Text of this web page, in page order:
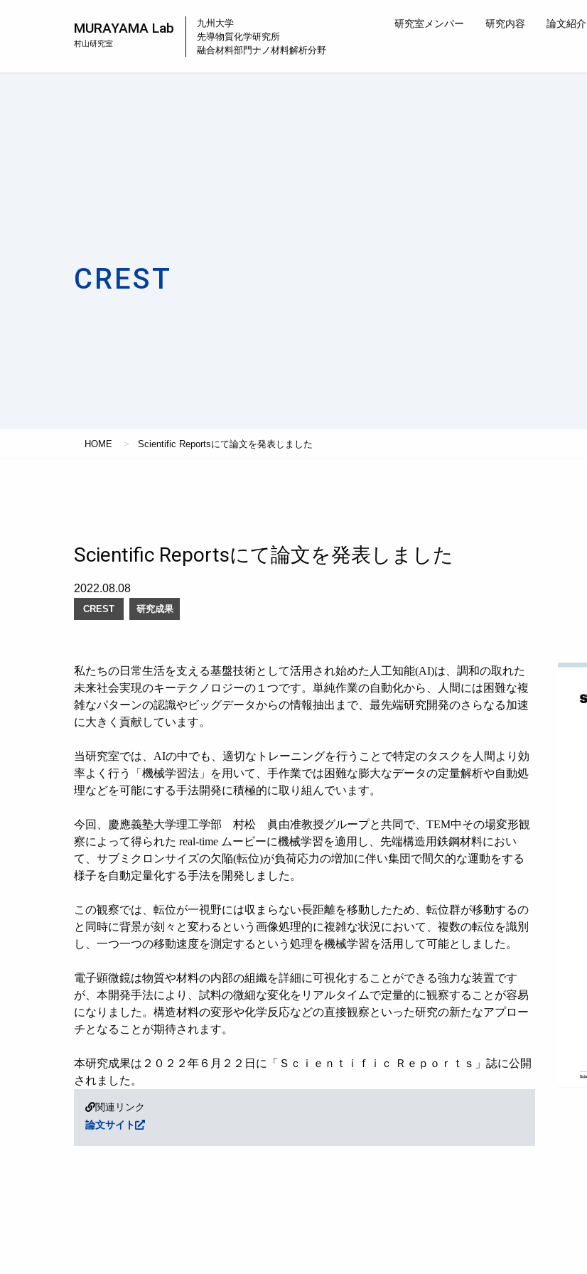
MURAYAMA Lab
村山研究室
九州大学
先導物質化学研究所
融合材料部門ナノ材料解析分野
研究室メンバー 研究内容 論文紹介
CREST
HOME Scientific Reportsにて論文を発表しました
Scientific Reportsにて論文を発表しました
2022.08.08
CREST 研究成果
私たちの日常生活を支える基盤技術として活用され始めた人工知能(AI)は、調和の取れた
未来社会実現のキーテクノロジーの１つです。単純作業の自動化から、人間には困難な複
雑なパターンの認識やビッグデータからの情報抽出まで、最先端研究開発のさらなる加速
に大きく貢献しています。
当研究室では、AIの中でも、適切なトレーニングを行うことで特定のタスクを人間より効
率よく行う「機械学習法」を用いて、手作業では困難な膨大なデータの定量解析や自動処
理などを可能にする手法開発に積極的に取り組んでいます。
今回、慶應義塾大学理工学部 村松 眞由准教授グループと共同で、TEM中その場変形観
察によって得られた real-time ムービーに機械学習を適用し、先端構造用鉄鋼材料におい
て、サブミクロンサイズの欠陥(転位)が負荷応力の増加に伴い集団で間欠的な運動をする
様子を自動定量化する手法を開発しました。
この観察では、転位が一視野には収まらない長距離を移動したため、転位群が移動するの
と同時に背景が刻々と変わるという画像処理的に複雑な状況において、複数の転位を識別
し、一つ一つの移動速度を測定するという処理を機械学習を活用して可能としました。
電子顕微鏡は物質や材料の内部の組織を詳細に可視化することができる強力な装置です
が、本開発手法により、試料の微細な変化をリアルタイムで定量的に観察することが容易
になりました。構造材料の変形や化学反応などの直接観察といった研究の新たなアプロー
チとなることが期待されます。
本研究成果は２０２２年６月２２日に
「Ｓｃｉｅｎｔｉｆｉｃ Ｒｅｐｏｒｔｓ」誌に公開
されました。
関連リンク
論文サイト